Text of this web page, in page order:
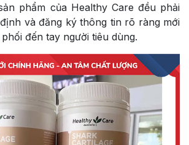
phẩm của Healthy Care đều phải
và đăng ký thông tin rõ ràng mới
đến tay người tiêu dùng.